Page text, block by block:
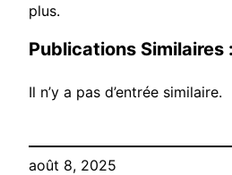
plus.
Publications Similaires :
Il n’y a pas d’entrée similaire.
août 8, 2025